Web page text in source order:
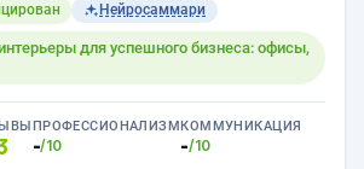
Нейросаммари
для успешного бизнеса: офисы,
ПРОФЕССИОНАЛИЗМ
-/10
КОММУНИКАЦИЯ
-/10